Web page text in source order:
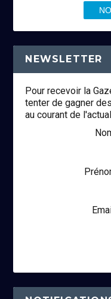
NEWSLETTER
Pour recevoir la
tenter de gagner
au courant de